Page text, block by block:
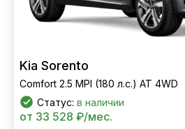
Kia Sorento
Comfort 2.5 MPI (180 л.с.) АТ 4WD
Статус: в наличии
от 33 528 ₽/мес.